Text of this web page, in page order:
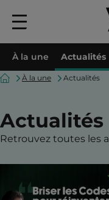
Menu
principal
AccueilÀ la une Actualités
Actualités
Retrouvez toutes les
À la une Actualités